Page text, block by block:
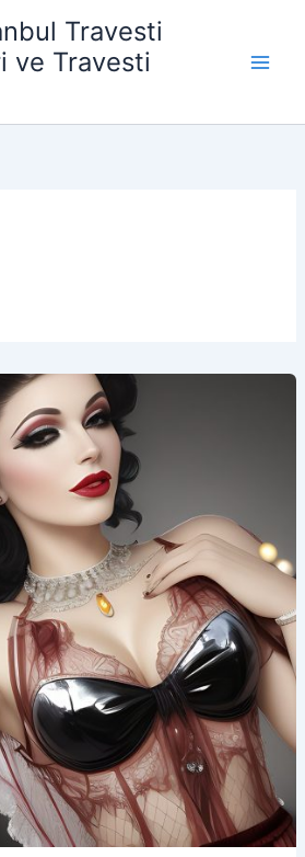
Travesti
ve Travesti